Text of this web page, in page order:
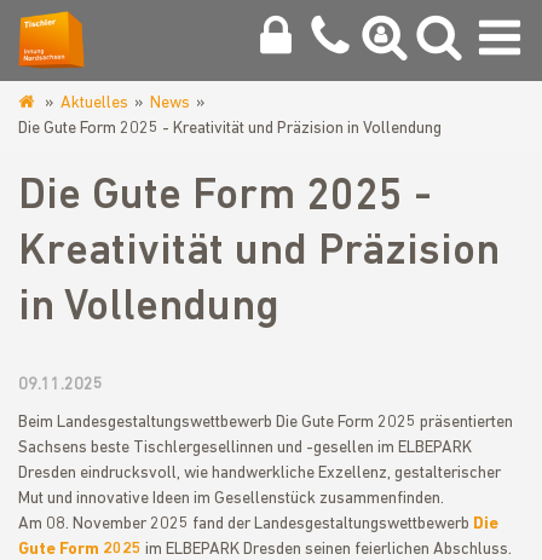
www.tischlerinnung-
Aktuelles
News
Die Gute Form 2025 - Kreativität und Präzision in Vollendung
Die Gute Form 2025 -
Kreativität und Präzision
in Vollendung
09.11.2025
Beim Landesgestaltungswettbewerb Die Gute Form 2025 präsentierten
Sachsens beste Tischlergesellinnen und -gesellen im ELBEPARK
Dresden eindrucksvoll, wie handwerkliche Exzellenz, gestalterischer
Mut und innovative Ideen im Gesellenstück zusammenfinden.
Am 08. November 2025 fand der Landesgestaltungswettbewerb Die
Gute Form 2025 im ELBEPARK Dresden seinen feierlichen Abschluss.